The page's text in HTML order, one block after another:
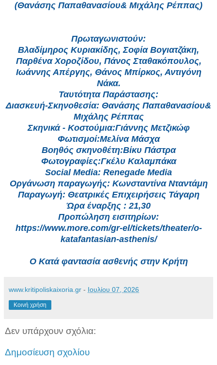
(Θανάσης Παπαθανασίου& Μιχάλης Ρέππας)
Πρωταγωνιστούν:
Βλαδίμηρος Κυριακίδης, Σοφία Βογιατζάκη,
Παρθένα Χοροζίδου, Πάνος Σταθακόπουλος,
Ιωάννης Απέργης, Θάνος Μπίρκος, Αντιγόνη
Νάκα.
Ταυτότητα Παράστασης:
Διασκευή-Σκηνοθεσία: Θανάσης Παπαθανασίου&
Μιχάλης Ρέππας
Σκηνικά - Κοστούμια:Γιάννης Μετζικώφ
Φωτισμοί:Μελίνα Μάσχα
Βοηθός σκηνοθέτη:Βίκυ Πάστρα
Φωτογραφίες:Γκέλυ Καλαμπάκα
Social Media: Renegade Media
Οργάνωση παραγωγής: Κωνσταντίνα Νταντάμη
Παραγωγή: Θεατρικές Επιχειρήσεις Τάγαρη
Ώρα έναρξης : 21,30
Προπώληση εισιτηρίων:
https://www.more.com/gr-el/tickets/theater/o-
katafantasian-asthenis/
Ο Κατά φαντασία ασθενής στην Κρήτη
www.kritipoliskaixoria.gr - Ιουλίου 07, 2026
Κοινή χρήση
Δεν υπάρχουν σχόλια:
Δημοσίευση σχολίου